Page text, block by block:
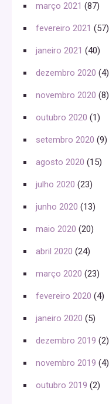
março 2021 (87)
fevereiro 2021 (57)
janeiro 2021 (40)
dezembro 2020 (4)
novembro 2020 (8)
outubro 2020 (1)
setembro 2020 (9)
agosto 2020 (15)
julho 2020 (23)
junho 2020 (13)
maio 2020 (20)
abril 2020 (24)
março 2020 (23)
fevereiro 2020 (4)
janeiro 2020 (5)
dezembro 2019 (2)
novembro 2019 (4)
outubro 2019 (2)